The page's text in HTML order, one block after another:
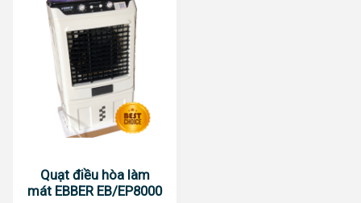
Quạt điều hòa làm
mát EBBER EB/EP8000